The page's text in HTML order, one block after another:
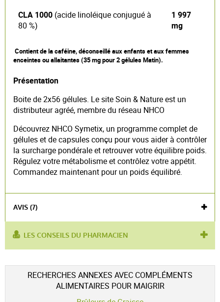
CLA 1000 (acide linoléique conjugué à
80 %)
1 997
mg
Contient de la caféine, déconseillé aux enfants et aux femmes
enceintes ou allaitantes (35 mg pour 2 gélules Matin).
Présentation
Boite de 2x56 gélules. Le site Soin & Nature est un
distributeur agréé, membre du réseau NHCO
Découvrez NHCO Symetix, un programme complet de
gélules et de capsules conçu pour vous aider à contrôler
la surcharge pondérale et retrouver votre équilibre poids.
Régulez votre métabolisme et contrôlez votre appétit.
Commandez maintenant pour un poids équilibré.
AVIS (7)
Voir l'attestation de confiance
Avis soumis à un contrôle
LES CONSEILS DU PHARMACIEN
pour :
masse grasse
RECHERCHES ANNEXES AVEC COMPLÉMENTS
ALIMENTAIRES POUR MAIGRIR